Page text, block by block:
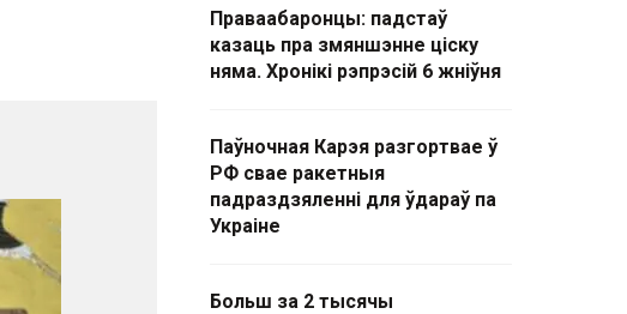
Праваабаронцы: падстаў
казаць пра змяншэнне ціску
няма. Хронікі рэпрэсій 6 жніўня
Паўночная Карэя разгортвае ў
РФ свае ракетныя
падраздзяленні для ўдараў па
Украіне
Больш за 2 тысячы